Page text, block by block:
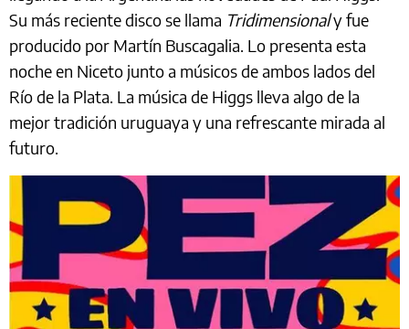
Su más reciente disco se llama Tridimensionaly fue
producido por Martín Buscagalia. Lo presenta esta
noche en Niceto junto a músicos de ambos lados del
Río de la Plata. La música de Higgs lleva algo de la
mejor tradición uruguaya y una refrescante mirada al
futuro.